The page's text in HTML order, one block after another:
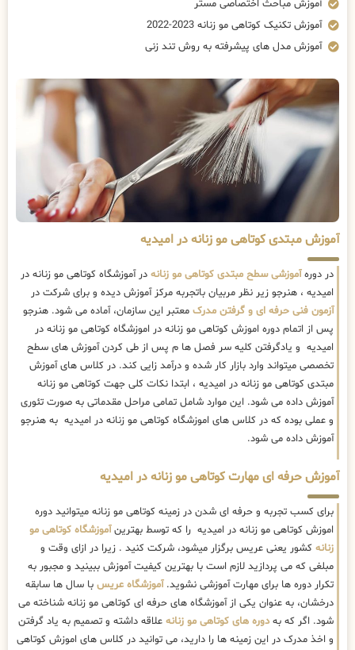
آموزش مباحث اختصاصی مستر
آموزش تکنیک کوتاهی مو زنانه 2023-2022
آموزش مدل های پیشرفته به روش تند زنی
آموزش مبتدی کوتاهی مو زنانه در امیدیه
در دورهآموزشی سطح مبتدی کوتاهی مو زنانه در آموزشگاه کوتاهی مو زنانه در
امیدیه ، هنرجو زیر نظر مربیان باتجربه مرکز آموزش دیده و برای شرکت در
آزمون فنی حرفه ای و گرفتن مدرک معتبر این سازمان، آماده می شود. هنرجو
پس از اتمام دوره اموزش کوتاهی مو زنانه در اموزشگاه کوتاهی مو زنانه در
امیدیه و یادگرفتن کلیه سر فصل ها م پس از طی کردن آموزش های سطح
تخصصی میتواند وارد بازار کار شده و درآمد زایی کند. در کلاس های آموزش
مبتدی کوتاهی مو زنانه در امیدیه ، ابتدا نکات کلی جهت کوتاهی مو زنانه
آموزش داده می شود. این موارد شامل تمامی مراحل مقدماتی به صورت تئوری
و عملی بوده که در کلاس های اموزشگاه کوتاهی مو زنانه در امیدیه به هنرجو
آموزش داده می شود.
آموزش حرفه ای مهارت کوتاهی مو زنانه در امیدیه
برای کسب تجربه و حرفه ای شدن در زمینه کوتاهی مو زنانه میتوانید دوره
اموزش کوتاهی مو زنانه در امیدیه را که توسط بهترینآموزشگاه کوتاهی مو
زنانه کشور یعنی عریس برگزار میشود، شرکت کنید . زیرا در ازای وقت و
مبلغی که می پردازید لازم است با بهترین کیفیت آموزش ببینید و مجبور به
تکرار دوره ها برای مهارت آموزشی نشوید.آموزشگاه عریس با سال ها سابقه
درخشان، به عنوان یکی از آموزشگاه های حرفه ای کوتاهی مو زنانه شناخته می
شود. اگر که بهدوره های کوتاهی مو زنانه علاقه داشته و تصمیم به یاد گرفتن
و اخذ مدرک در این زمینه ها را دارید، می توانید در کلاس های اموزش کوتاهی